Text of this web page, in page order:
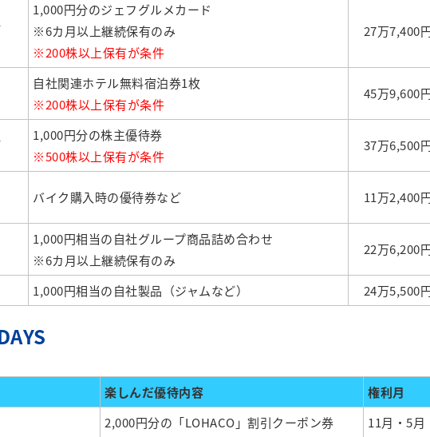
1,000円分のジェフグルメカード
※6カ月以上継続保有のみ
※200株以上保有が条件
27万7,400
自社関連ホテル無料宿泊券1枚
※200株以上保有が条件
45万9,600
1,000円分の株主優待券
※500株以上保有が条件
37万6,500
バイク購入時の優待券など 11万2,400
1,000円相当の自社グループ商品詰め合わせ
※6カ月以上継続保有のみ
22万6,200
1,000円相当の自社製品（ジャムなど） 24万5,500
楽しんだ優待内容
権利月
2,000円分の「LOHACO」割引クーポン券
11月・5月